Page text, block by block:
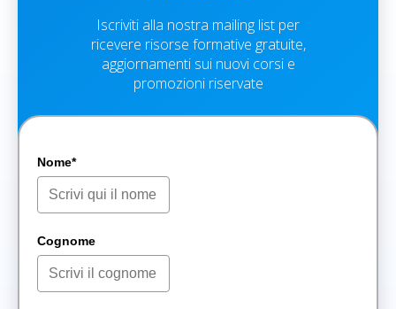
Iscriviti alla nostra mailing list per
ricevere risorse formative gratuite,
aggiornamenti sui nuovi corsi e
promozioni riservate
Nome*
Cognome